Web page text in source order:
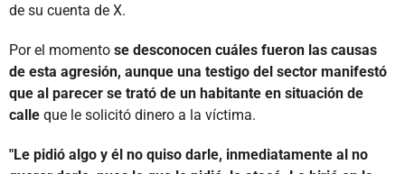
de su cuenta de X.
Por el momento se desconocen cuáles fueron las causas
de esta agresión, aunque una testigo del sector manifestó
que al parecer se trató de un habitante en situación de
calle que le solicitó dinero a la víctima.
"Le pidió algo y él no quiso darle, inmediatamente al no